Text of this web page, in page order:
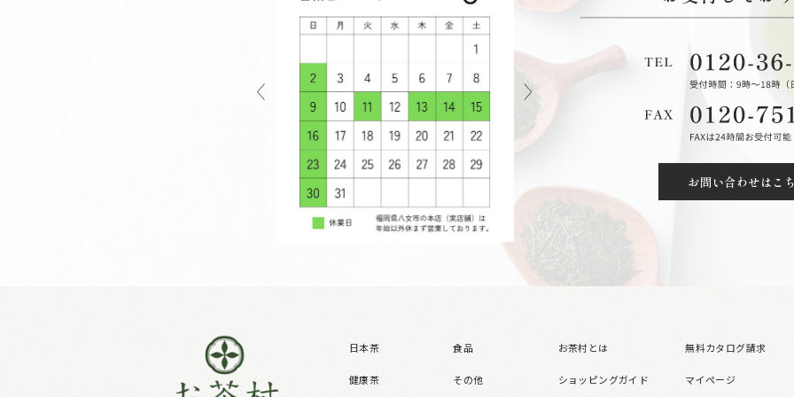
お問い合わせはこ
日本茶
健康茶
食品
その他
お茶村とは
ショッピングガイド
無料カタログ請求
マイページ